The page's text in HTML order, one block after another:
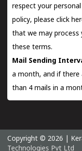
respect your
policy, please click
that we may process
these terms.
Mail Sending
a month, and if there
than 4 mails in a
Copyright © 2026 |
Technologies Pvt Ltd